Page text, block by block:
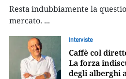
Resta indubbiamente la
mercato. ...
Interviste
Caffè col
La forza
degli alberghi